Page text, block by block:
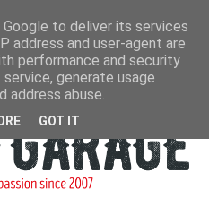
to deliver its services
address and user-agent are
performance and security
generate usage
abuse.
GOT IT